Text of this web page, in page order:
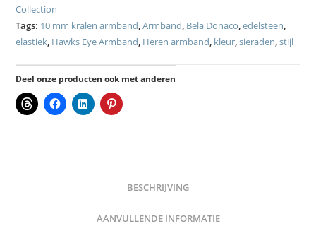
Collection
Tags: 10 mm kralen armband,Armband, Bela Donaco,edelsteen,
elastiek, Hawks Eye Armband, Heren armband, kleur,sieraden,stijl
Deel onze producten ook met anderen
BESCHRIJVING
AANVULLENDE INFORMATIE